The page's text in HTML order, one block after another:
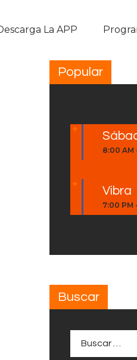
La APP
Popular
8:00 AM
Vibra
7:00 PM
Buscar